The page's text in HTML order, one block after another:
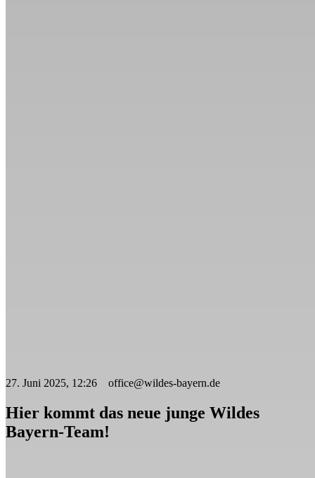
27. Juni 2025, 12:26 office@wildes-bayern.de
Hier kommt das neue junge Wildes
Bayern-Team!